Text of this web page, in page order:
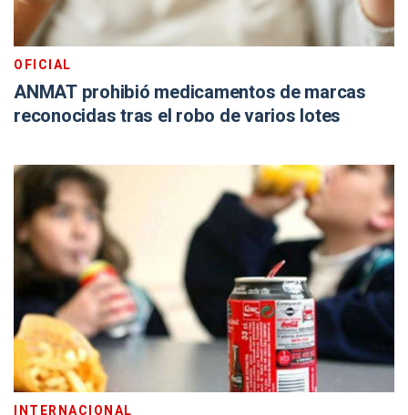
OFICIAL
ANMAT prohibió medicamentos de marcas
reconocidas tras el robo de varios lotes
INTERNACIONAL